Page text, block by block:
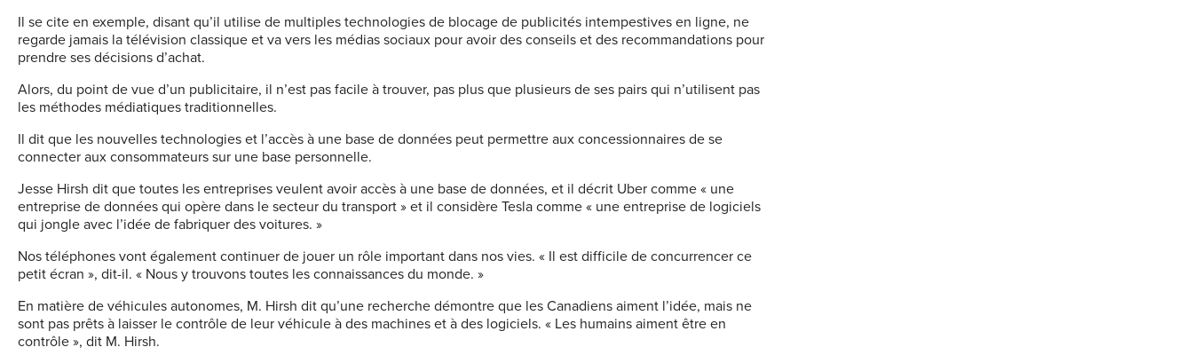
Il se cite en exemple, disant qu’il utilise de multiples technologies de blocage de publicités intempestives en ligne, ne
regarde jamais la télévision classique et va vers les médias sociaux pour avoir des conseils et des recommandations pour
prendre ses décisions d’achat.
Alors, du point de vue d’un publicitaire, il n’est pas facile à trouver, pas plus que plusieurs de ses pairs qui n’utilisent pas
les méthodes médiatiques traditionnelles.
Il dit que les nouvelles technologies et l’accès à une base de données peut permettre aux concessionnaires de se
connecter aux consommateurs sur une base personnelle.
Jesse Hirsh dit que toutes les entreprises veulent avoir accès à une base de données, et il décrit Uber comme « une
entreprise de données qui opère dans le secteur du transport » et il considère Tesla comme « une entreprise de logiciels
qui jongle avec l’idée de fabriquer des voitures. »
Nos téléphones vont également continuer de jouer un rôle important dans nos vies. « Il est difficile de concurrencer ce
petit écran », dit-il. « Nous y trouvons toutes les connaissances du monde. »
En matière de véhicules autonomes, M. Hirsh dit qu’une recherche démontre que les Canadiens aiment l’idée, mais ne
sont pas prêts à laisser le contrôle de leur véhicule à des machines et à des logiciels. « Les humains aiment être en
contrôle », dit M. Hirsh.